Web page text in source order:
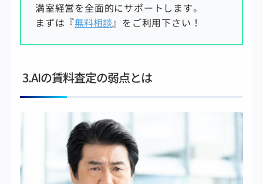
満室経営を全面的にサポートします。
まずは『無料相談』をご利用下さい！
3.AIの賃料査定の弱点とは